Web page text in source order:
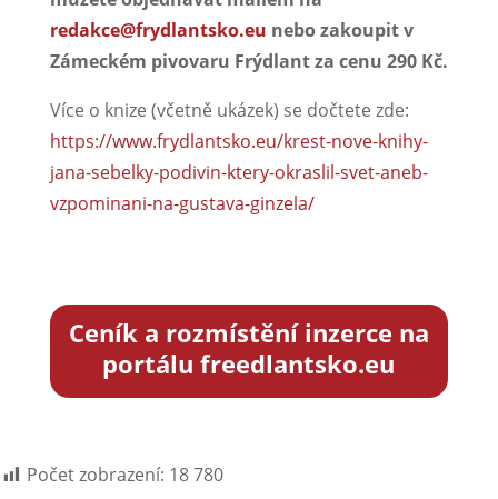
redakce@frydlantsko.eu nebo zakoupit v
Zámeckém pivovaru Frýdlant za cenu 290 Kč.
Více o knize (včetně ukázek) se dočtete zde:
https://www.frydlantsko.eu/krest-nove-knihy-
jana-sebelky-podivin-ktery-okraslil-svet-aneb-
vzpominani-na-gustava-ginzela/
Ceník a rozmístění inzerce na
portálu freedlantsko.eu
Počet zobrazení: 18 780